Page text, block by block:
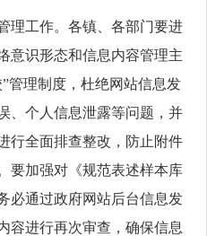
理工作。各镇、各部门要进
意识形态和信息内容管理主
管理制度，杜绝网站信息发
、个人信息泄露等问题，并
行全面排查整改，防止附件
要加强对《规范表述样本库
必通过政府网站后台信息发
容进行再次审查，确保信息